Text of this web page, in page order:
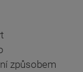
způsobem